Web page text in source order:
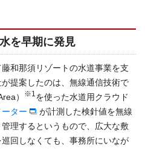
を早期に発見
和那須リゾートの水道事業を支
提案したのは、無線通信技術で
）
※1 を使った水道用クラウド
ター
が計測した検針値を無線
理するというもので、広大な敷
回しなくても、事務所にいなが